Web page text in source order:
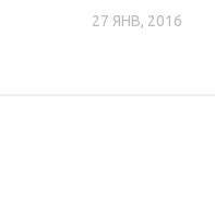
27 ЯНВ, 2016